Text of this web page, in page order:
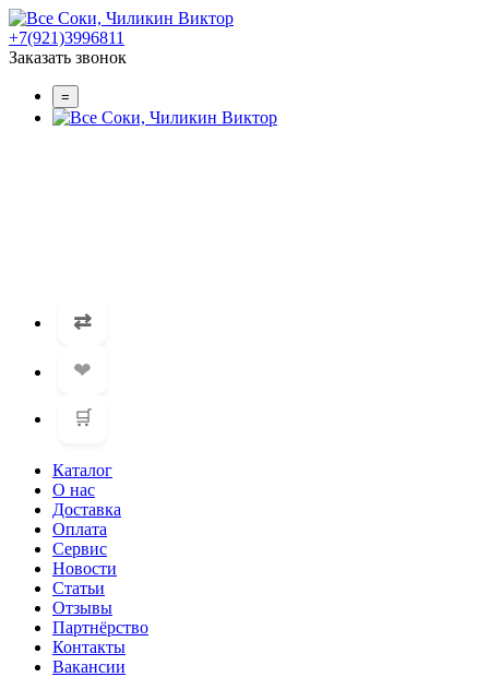
+7(921)3996811
Заказать звонок
=
⇄
❤
🛒
Каталог
О нас
Доставка
Оплата
Сервис
Новости
Статьи
Отзывы
Партнёрство
Контакты
Вакансии